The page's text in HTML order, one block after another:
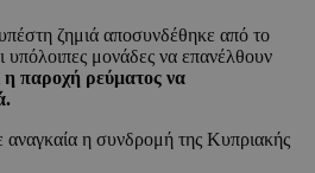
ζημιά αποσυνδέθηκε από το
μονάδες να επανέλθουν
η παροχή ρεύματος να
αναγκαία η συνδρομή της Κυπριακής